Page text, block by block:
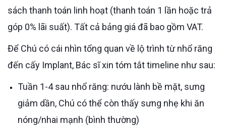
sách thanh toán linh hoạt (thanh toán 1 lần hoặc trả
góp 0% lãi suất). Tất cả bảng giá đã bao gồm VAT.
Để Chú có cái nhìn tổng quan về lộ trình từ nhổ răng
đến cấy Implant, Bác sĩ xin tóm tắt timeline như sau:
Tuần 1-4 sau nhổ răng: nướu lành bề mặt, sưng
giảm dần, Chú có thể còn thấy sưng nhẹ khi ăn
nóng/nhai mạnh (bình thường)